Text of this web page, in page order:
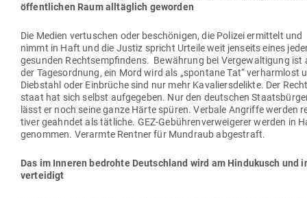
öffent­lichen Raum all­täglich geworden
Die Medien ver­tu­schen oder beschö­nigen, die Polizei ermittelt und
nimmt in Haft und die Justiz spricht Urteile weit jen­seits eines
gesunden Rechts­emp­findens. Bewährung bei Ver­ge­wal­tigung ist
der Tages­ordnung, ein Mord wird als „spontane Tat“ ver­harmlost
Dieb­stahl oder Ein­brüche sind nur mehr Kava­liers­de­likte. Der
staat hat sich selbst auf­ge­geben. Nur den deut­schen
lässt er noch seine ganze Härte spüren. Verbale Angriffe werden
tiver geahndet als tät­liche. GEZ-Gebüh­ren­ver­wei­gerer werden in
genommen. Ver­armte Rentner für Mundraub abgestraft.
Das im Inneren bedrohte Deutschland wird am Hin­du­kusch und
verteidigt